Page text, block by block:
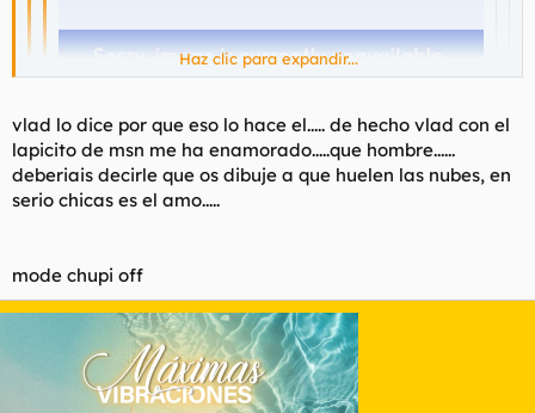
Haz clic para expandir...
Conste que el dibujito de marras es propiamente dibujado por
el autor del hilo. No me voy a atribuir méritos que no son míos.
Haz clic para expandir...
vlad lo dice por que eso lo hace el..... de hecho vlad con el
lapicito de msn me ha enamorado.....que hombre......
deberiais decirle que os dibuje a que huelen las nubes, en
serio chicas es el amo.....
mode chupi off